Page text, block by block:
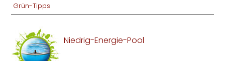
Grün-Tipps
Niedrig-Energie-Pool